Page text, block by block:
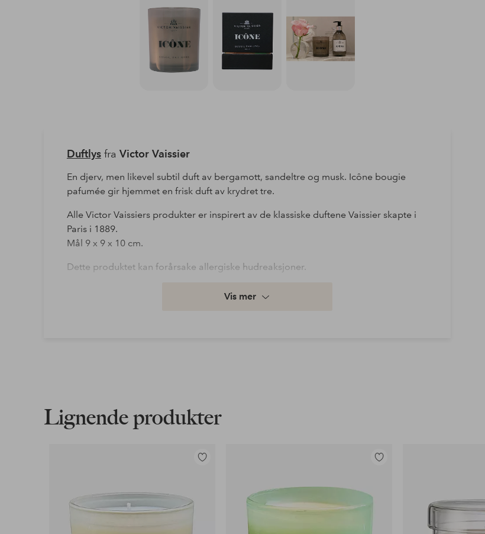
Duftlysfra Victor Vaissier
En djerv, men likevel subtil duft av bergamott, sandeltre og musk. Icône bougie
pafumée gir hjemmet en frisk duft av krydret tre.
Alle Victor Vaissiers produkter er inspirert av de klassiske duftene Vaissier skapte i
Paris i 1889.
Mål 9 x 9 x 10 cm.
Dette produktet kan forårsake allergiske hudreaksjoner.
Les mer
Vis mer
Lignende produkter
Legg
Legg